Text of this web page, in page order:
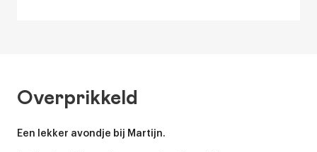
Overprikkeld
Een lekker avondje bij Martijn.